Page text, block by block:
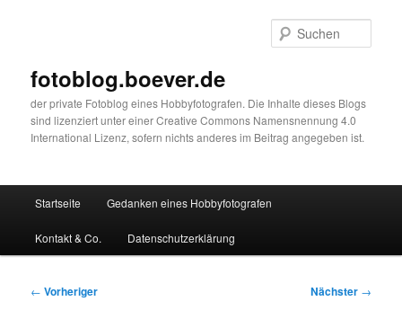
fotoblog.boever.de
der private Fotoblog eines Hobbyfotografen. Die Inhalte dieses Blogs
sind lizenziert unter einer Creative Commons Namensnennung 4.0
International Lizenz, sofern nichts anderes im Beitrag angegeben ist.
Startseite Gedanken eines Hobbyfotografen
Kontakt & Co. Datenschutzerklärung
Beitragsnavigation
← Vorheriger Nächster →